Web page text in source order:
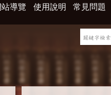
導覽 使用說明 常見問題